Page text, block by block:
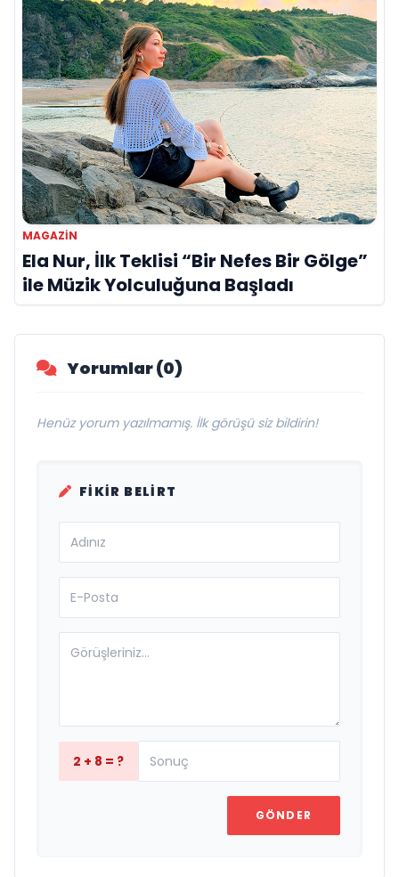
MAGAZIN
Ela Nur, İlk Teklisi “Bir Nefes Bir Gölge”
ile Müzik Yolculuğuna Başladı
Yorumlar (0)
Henüz yorum yazılmamış. İlk görüşü siz bildirin!
FIKIR BELIRT
2 + 8 = ?
GÖNDER